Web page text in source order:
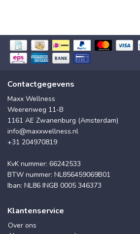
Contactgegevens
Maxx Wellness
Weerenweg 11-B
1161 AE Zwanenburg (Amsterdam)
info@maxxwellness.nl
+31 204970819
KvK nummer: 66242533
BTW nummer: NL856459069B01
Iban: NL86 INGB 0005 346373
Klantenservice
Over ons